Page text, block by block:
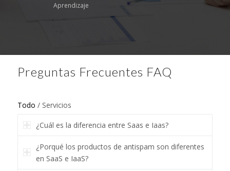
Aprendizaje
Preguntas Frecuentes FAQ
Todo / Servicios
¿Cuál es la diferencia entre Saas e Iaas?
¿Porqué los productos de antispam son diferentes
en SaaS e IaaS?